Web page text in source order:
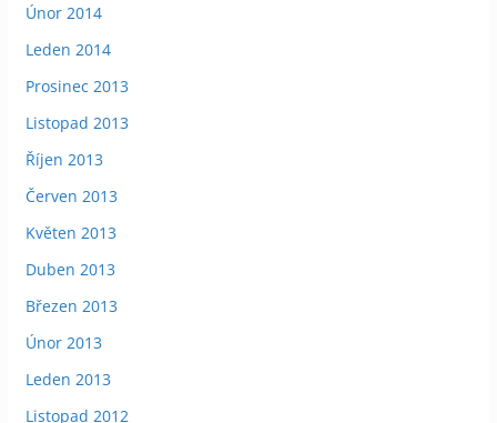
Únor 2014
Leden 2014
Prosinec 2013
Listopad 2013
Říjen 2013
Červen 2013
Květen 2013
Duben 2013
Březen 2013
Únor 2013
Leden 2013
Listopad 2012